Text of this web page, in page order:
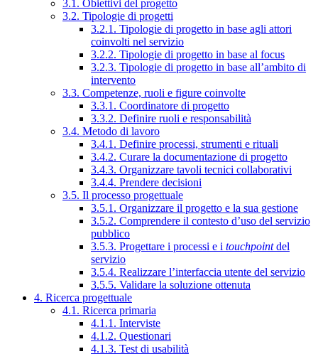
3.1. Obiettivi del progetto
3.2. Tipologie di progetti
3.2.1. Tipologie di progetto in base agli attori
coinvolti nel servizio
3.2.2. Tipologie di progetto in base al focus
3.2.3. Tipologie di progetto in base all’ambito di
intervento
3.3. Competenze, ruoli e figure coinvolte
3.3.1. Coordinatore di progetto
3.3.2. Definire ruoli e responsabilità
3.4. Metodo di lavoro
3.4.1. Definire processi, strumenti e rituali
3.4.2. Curare la documentazione di progetto
3.4.3. Organizzare tavoli tecnici collaborativi
3.4.4. Prendere decisioni
3.5. Il processo progettuale
3.5.1. Organizzare il progetto e la sua gestione
3.5.2. Comprendere il contesto d’uso del servizio
pubblico
3.5.3. Progettare i processi e i touchpointdel
servizio
3.5.4. Realizzare l’interfaccia utente del servizio
3.5.5. Validare la soluzione ottenuta
4. Ricerca progettuale
4.1. Ricerca primaria
4.1.1. Interviste
4.1.2. Questionari
4.1.3. Test di usabilità